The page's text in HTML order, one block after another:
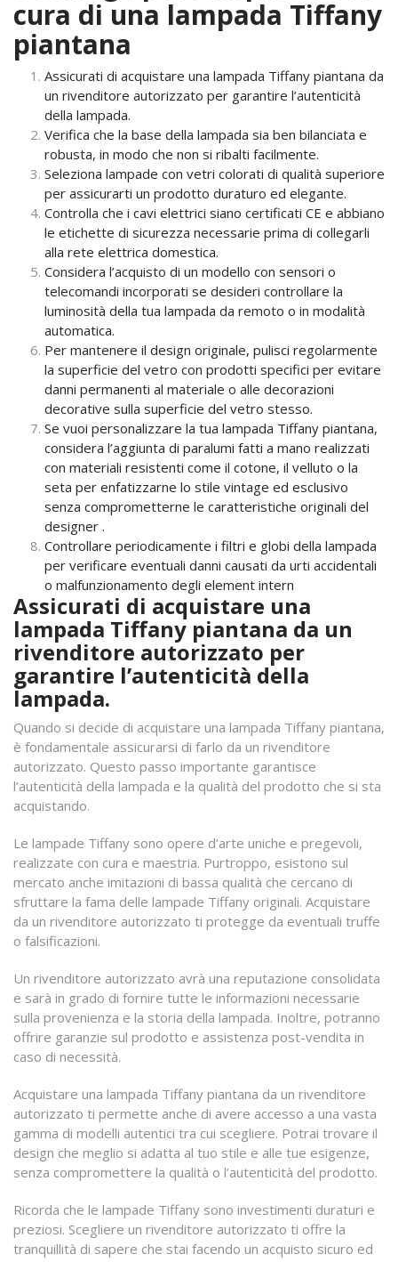
cura di una lampada Tiffany
piantana
Assicurati di acquistare una lampada Tiffany piantana da
un rivenditore autorizzato per garantire l’autenticità
della lampada.
Verifica che la base della lampada sia ben bilanciata e
robusta, in modo che non si ribalti facilmente.
Seleziona lampade con vetri colorati di qualità superiore
per assicurarti un prodotto duraturo ed elegante.
Controlla che i cavi elettrici siano certificati CE e abbiano
le etichette di sicurezza necessarie prima di collegarli
alla rete elettrica domestica.
Considera l’acquisto di un modello con sensori o
telecomandi incorporati se desideri controllare la
luminosità della tua lampada da remoto o in modalità
automatica.
Per mantenere il design originale, pulisci regolarmente
la superficie del vetro con prodotti specifici per evitare
danni permanenti al materiale o alle decorazioni
decorative sulla superficie del vetro stesso.
Se vuoi personalizzare la tua lampada Tiffany piantana,
considera l’aggiunta di paralumi fatti a mano realizzati
con materiali resistenti come il cotone, il velluto o la
seta per enfatizzarne lo stile vintage ed esclusivo
senza comprometterne le caratteristiche originali del
designer .
Controllare periodicamente i filtri e globi della lampada
per verificare eventuali danni causati da urti accidentali
o malfunzionamento degli element intern
Assicurati di acquistare una
lampada Tiffany piantana da un
rivenditore autorizzato per
garantire l’autenticità della
lampada.
Quando si decide di acquistare una lampada Tiffany piantana,
è fondamentale assicurarsi di farlo da un rivenditore
autorizzato. Questo passo importante garantisce
l’autenticità della lampada e la qualità del prodotto che si sta
acquistando.
Le lampade Tiffany sono opere d’arte uniche e pregevoli,
realizzate con cura e maestria. Purtroppo, esistono sul
mercato anche imitazioni di bassa qualità che cercano di
sfruttare la fama delle lampade Tiffany originali. Acquistare
da un rivenditore autorizzato ti protegge da eventuali truffe
o falsificazioni.
Un rivenditore autorizzato avrà una reputazione consolidata
e sarà in grado di fornire tutte le informazioni necessarie
sulla provenienza e la storia della lampada. Inoltre, potranno
offrire garanzie sul prodotto e assistenza post-vendita in
caso di necessità.
Acquistare una lampada Tiffany piantana da un rivenditore
autorizzato ti permette anche di avere accesso a una vasta
gamma di modelli autentici tra cui scegliere. Potrai trovare il
design che meglio si adatta al tuo stile e alle tue esigenze,
senza compromettere la qualità o l’autenticità del prodotto.
Ricorda che le lampade Tiffany sono investimenti duraturi e
preziosi. Scegliere un rivenditore autorizzato ti offre la
tranquillità di sapere che stai facendo un acquisto sicuro ed